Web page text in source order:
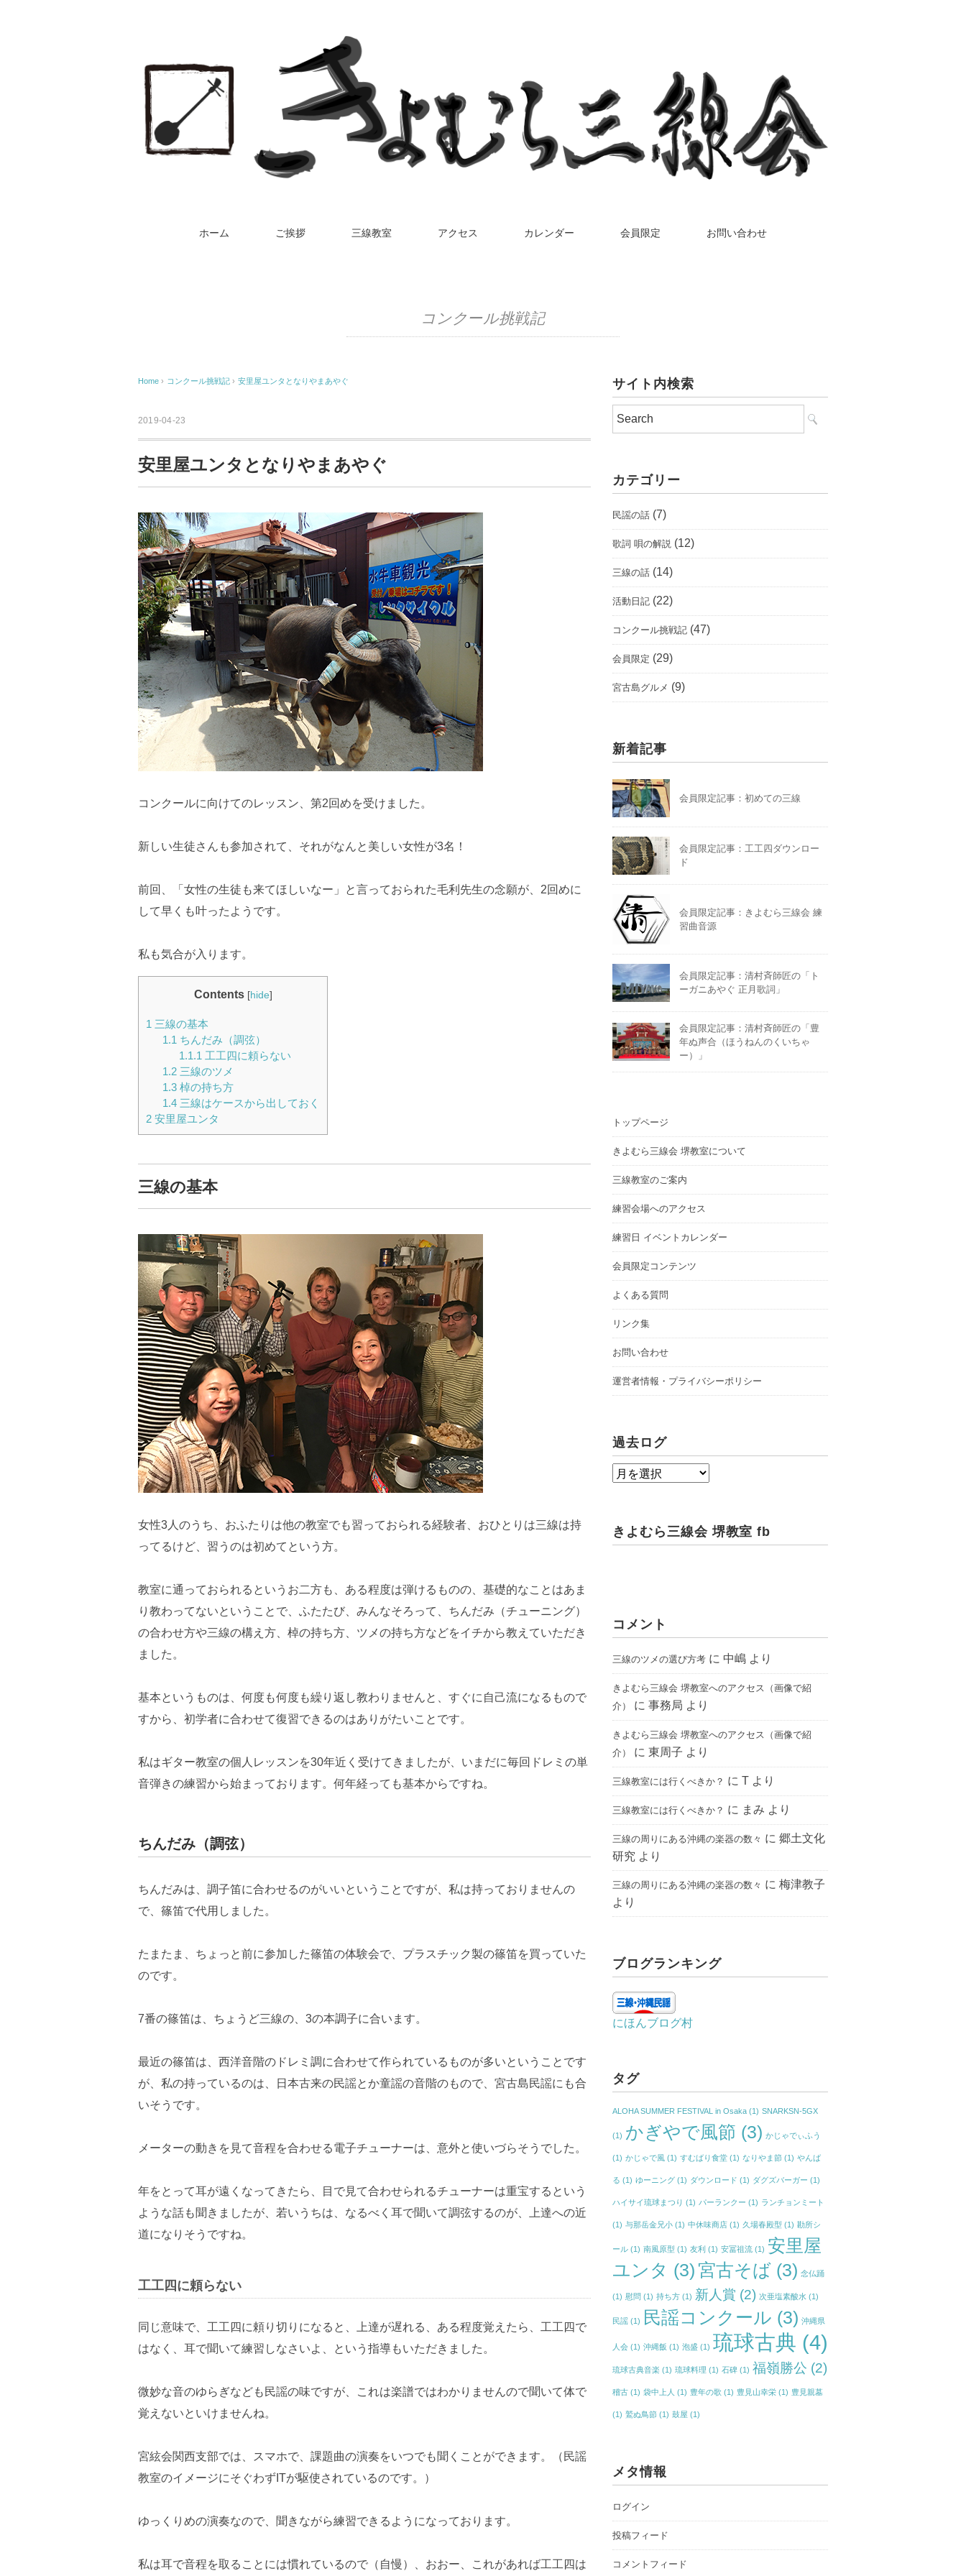
ホーム ご挨拶 三線教室 アクセス カレンダー 会員限定 お問い合わせ
コンクール挑戦記
Home › コンクール挑戦記 › 安里屋ユンタとなりやまあやぐ
2019-04-23
安里屋ユンタとなりやまあやぐ
コンクールに向けてのレッスン、第2回めを受けました。
新しい生徒さんも参加されて、それがなんと美しい女性が3名！
前回、「女性の生徒も来てほしいなー」と言っておられた毛利先生の念願が、2回めに
して早くも叶ったようです。
私も気合が入ります。
Contents [hide]
1 三線の基本
1.1 ちんだみ（調弦）
1.1.1 工工四に頼らない
1.2三線のツメ
1.3棹の持ち方
1.4三線はケースから出しておく
2 安里屋ユンタ
三線の基本
女性3人のうち、おふたりは他の教室でも習っておられる経験者、おひとりは三線は持
ってるけど、習うのは初めてという方。
教室に通っておられるというお二方も、ある程度は弾けるものの、基礎的なことはあま
り教わってないということで、ふたたび、みんなそろって、ちんだみ（チューニング）
の合わせ方や三線の構え方、棹の持ち方、ツメの持ち方などをイチから教えていただき
ました。
基本というものは、何度も何度も繰り返し教わりませんと、すぐに自己流になるもので
すから、初学者に合わせて復習できるのはありがたいことです。
私はギター教室の個人レッスンを30年近く受けてきましたが、いまだに毎回ドレミの単
音弾きの練習から始まっております。何年経っても基本からですね。
ちんだみ（調弦）
ちんだみは、調子笛に合わせるのがいいということですが、私は持っておりませんの
で、篠笛で代用しました。
たまたま、ちょっと前に参加した篠笛の体験会で、プラスチック製の篠笛を買っていた
のです。
7番の篠笛は、ちょうど三線の、3の本調子に合います。
最近の篠笛は、西洋音階のドレミ調に合わせて作られているものが多いということです
が、私の持っているのは、日本古来の民謡とか童謡の音階のもので、宮古島民謡にも合
いそうです。
メーターの動きを見て音程を合わせる電子チューナーは、意外と使いづらそうでした。
年をとって耳が遠くなってきたら、目で見て合わせられるチューナーは重宝するという
ような話も聞きましたが、若いうちは、なるべく耳で聞いて調弦するのが、上達への近
道になりそうですね。
工工四に頼らない
同じ意味で、工工四に頼り切りになると、上達が遅れる、ある程度覚えたら、工工四で
はなく、耳で聞いて練習しなさいよ、という指導もいただきました。
微妙な音のゆらぎなども民謡の味ですが、これは楽譜ではわかりませんので聞いて体で
覚えないといけませんね。
宮絃会関西支部では、スマホで、課題曲の演奏をいつでも聞くことができます。（民謡
教室のイメージにそぐわずITが駆使されているのです。）
ゆっくりめの演奏なので、聞きながら練習できるようになっております。
私は耳で音程を取ることには慣れているので（自慢）、おおー、これがあれば工工四は
サイト内検索
カテゴリー
民謡の話 (7)
歌詞 唄の解説 (12)
三線の話 (14)
活動日記 (22)
コンクール挑戦記 (47)
会員限定 (29)
宮古島グルメ (9)
新着記事
会員限定記事：初めての三線
会員限定記事：工工四ダウンロー
ド
会員限定記事：きよむら三線会 練
習曲音源
会員限定記事：清村斉師匠の「ト
ーガニあやぐ 正月歌詞」
会員限定記事：清村斉師匠の「豊
年ぬ声合（ほうねんのくいちゃ
ー）」
トップページ
きよむら三線会 堺教室について
三線教室のご案内
練習会場へのアクセス
練習日 イベントカレンダー
会員限定コンテンツ
よくある質問
リンク集
お問い合わせ
運営者情報・プライバシーポリシー
過去ログ
過
グ
きよむら三線会 堺教室 fb
コメント
三線のツメの選び方考 に 中嶋 より
きよむら三線会 堺教室へのアクセス（画像で紹
介）
に事務局 より
きよむら三線会 堺教室へのアクセス（画像で紹
介）
に東周子 より
三線教室には行くべきか？ にT より
三線教室には行くべきか？ に まみ より
三線の周りにある沖縄の楽器の数々 に郷土文化
研究 より
三線の周りにある沖縄の楽器の数々 に梅津教子
より
ブログランキング
にほんブログ村
タグ
ALOHA SUMMER FESTIVAL in Osaka (1) SNARKSN-5GX
(1) かぎやで風節 (3) かじゃでぃふう
(1) かじゃで風 (1) すむばり食堂 (1) なりやま節 (1) やんば
る (1) ゆーニング (1) ダウンロード (1) ダグズバーガー (1)
ハイサイ琉球まつり (1) パーランクー (1) ランチョンミート
(1) 与那岳金兄小 (1) 中休味商店 (1) 久場春殿型 (1) 勘所シ
ール (1) 南風原型 (1) 友利 (1) 安冨祖流 (1) 安里屋
ユンタ (3) 宮古そば (3) 念仏踊
(1) 慰問 (1) 持ち方 (1) 新人賞 (2) 次亜塩素酸水 (1)
民謡 (1) 民謡コンクール (3) 沖縄県
人会 (1) 沖縄飯 (1) 泡盛 (1) 琉球古典 (4)
琉球古典音楽 (1) 琉球料理 (1) 石碑 (1) 福嶺勝公 (2)
稽古 (1) 袋中上人 (1) 豊年の歌 (1) 豊見山幸栄 (1) 豊見親墓
(1) 鷲ぬ鳥節 (1) 鼓屋 (1)
メタ情報
ログイン
投稿フィード
コメントフィード